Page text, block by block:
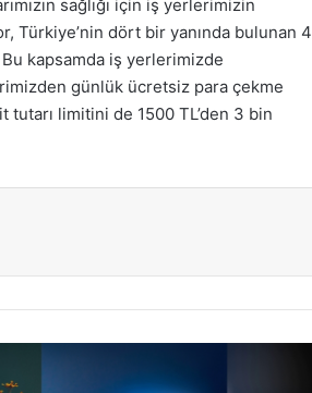
sağlığı için iş yerlerimizin
Türkiye’nin dört bir yanında bulunan 4
kapsamda iş yerlerimizde
günlük ücretsiz para çekme
limitini de 1500 TL’den 3 bin